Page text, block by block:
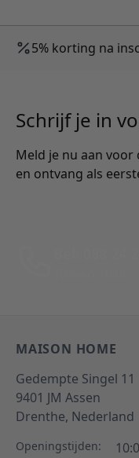
5% korting na
Schrijf je in
Meld je nu aan
en ontvang als
MAISON HOME
Gedempte Singel 11
9401 JM Assen
Drenthe, Nederland
Openingstijden: